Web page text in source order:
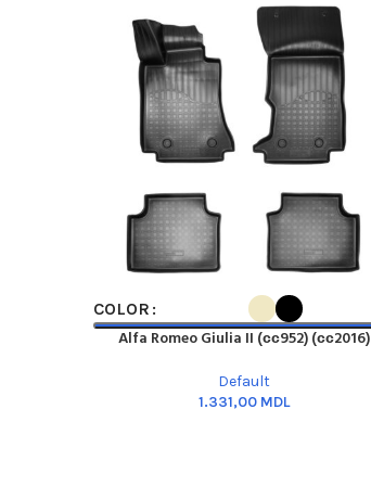
SELECT OPTIONS
COLOR
Alfa Romeo Giulia II (сс952) (сс2016)
Default
MDL